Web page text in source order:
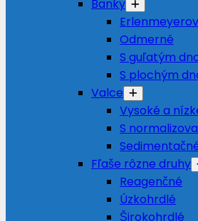
Banky
Odmerné
S guľatým
S plochým
Valce
Vysoké a
S
Fľaše rôzne druhy
Reagenčné
Úzkohrdlé
Širokohrdlé